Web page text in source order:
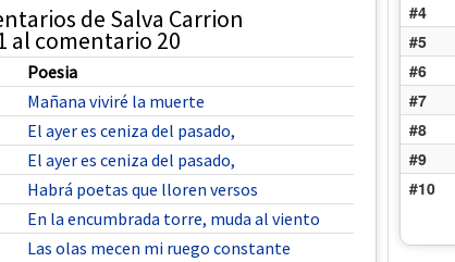
de Salva Carrion
al comentario 20
Poesia
Mañana viviré la muerte
El ayer es ceniza del pasado,
El ayer es ceniza del pasado,
Habrá poetas que lloren versos
En la encumbrada torre, muda al viento
Las olas mecen mi ruego constante
#4
#5
#6
#7
#8
#9
#10